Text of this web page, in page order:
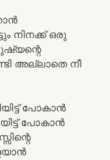
നിനക്ക് ഒരു
അല്ലാതെ നീ
പോകാൻ
പോകാൻ